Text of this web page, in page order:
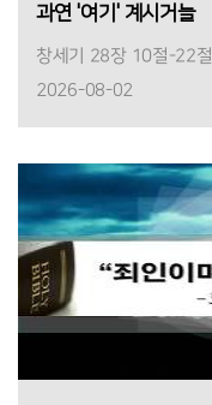
과연 '여기' 계시거늘
창세기 28장 10절-22절
2026-08-02